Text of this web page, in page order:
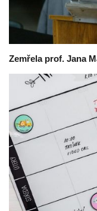
Zemřela prof. Jana